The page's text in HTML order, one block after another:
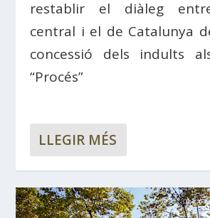
restablir el diàleg entre
central i el de Catalunya
concessió dels indults
“Procés”
LLEGIR MÉS